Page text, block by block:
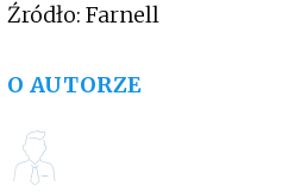
Źródło: Farnell
O AUTORZE